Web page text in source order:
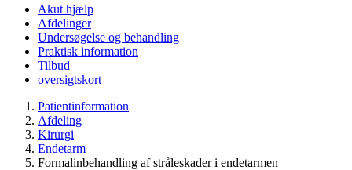
Akut hjælp
Afdelinger
Undersøgelse og behandling
Praktisk information
Tilbud
oversigtskort
Patientinformation
Afdeling
Kirurgi
Endetarm
Formalinbehandling af stråleskader i endetarmen